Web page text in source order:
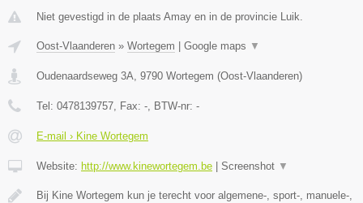
Niet gevestigd in de plaats Amay en in de provincie Luik.
Oost-Vlaanderen » Wortegem Google maps ▼
Oudenaardseweg 3A, 9790 Wortegem (Oost-Vlaanderen)
Tel: 0478139757, Fax: -, BTW-nr: -
E-mail › Kine Wortegem
Website: http://www.kinewortegem.be Screenshot ▼
Bij Kine Wortegem kun je terecht voor algemene-, sport-, manuele-,